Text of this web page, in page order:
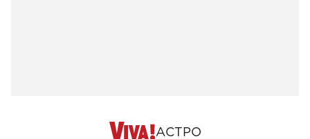
АСТРО